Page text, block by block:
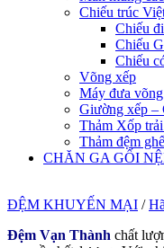
Chiếu trúc
Chiếu
Chiếu
Chiếu
Võng xếp
Máy đưa võng
Giường xếp –
Thảm Xốp trải
Thảm đệm
CHĂN GA GỐI
ĐỆM KHUYẾN MẠI /
Đệm Vạn Thành chất